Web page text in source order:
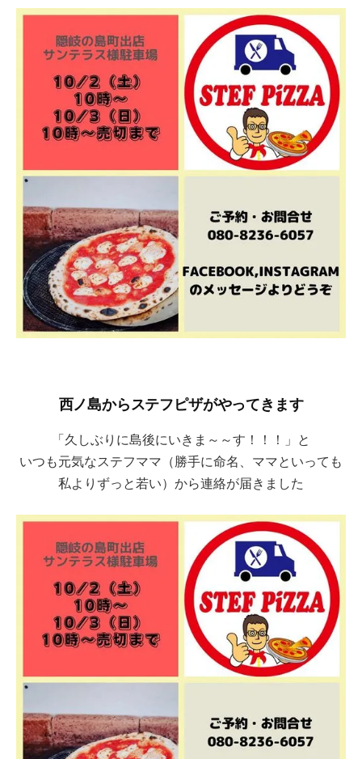
西ノ島からステフピザがやってきます
「久しぶりに島後にいきま～～す！！！」と
いつも元気なステフママ（勝手に命名、ママといっても
私よりずっと若い）から連絡が届きました